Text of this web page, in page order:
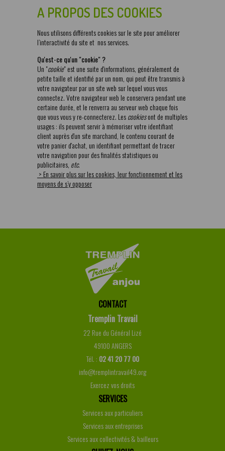
A PROPOS DES COOKIES
Nous utilisons différents cookies sur le site pour améliorer
l’interactivité du site et nos services.
Qu'est-ce qu'un "cookie" ?
Un "cookie" est une suite d'informations, généralement de
petite taille et identifié par un nom, qui peut être transmis à
votre navigateur par un site web sur lequel vous vous
connectez. Votre navigateur web le conservera pendant une
certaine durée, et le renverra au serveur web chaque fois
que vous vous y re-connecterez. Lescookiesont de multiples
usages : ils peuvent servir à mémoriser votre identifiant
client auprès d'un site marchand, le contenu courant de
votre panier d'achat, un identifiant permettant de tracer
votre navigation pour des finalités statistiques ou
publicitaires, etc.
> En savoir plus sur les cookies, leur fonctionnement et les
moyens de s’y opposer
CONTACT
Tremplin Travail
22 Rue du Général Lizé
49100 ANGERS
Tél. : 02 41 20 77 00
info@tremplintravail49.org
Exercez vos droits
SERVICES
Services aux particuliers
Services aux entreprises
Services aux collectivités & bailleurs